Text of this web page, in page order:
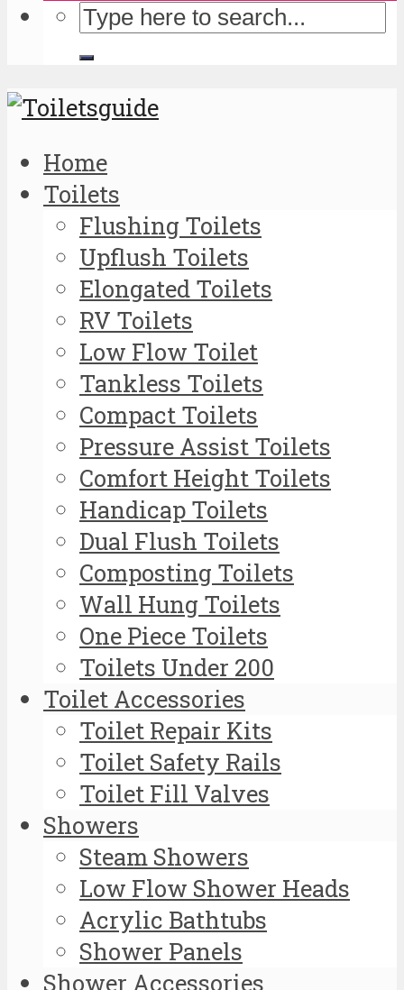
Home
Toilets
Flushing Toilets
Upflush Toilets
Elongated Toilets
RV Toilets
Low Flow Toilet
Tankless Toilets
Compact Toilets
Pressure Assist Toilets
Comfort Height Toilets
Handicap Toilets
Dual Flush Toilets
Composting Toilets
Wall Hung Toilets
One Piece Toilets
Toilets Under 200
Toilet Accessories
Toilet Repair Kits
Toilet Safety Rails
Toilet Fill Valves
Showers
Steam Showers
Low Flow Shower Heads
Acrylic Bathtubs
Shower Panels
Shower Accessories